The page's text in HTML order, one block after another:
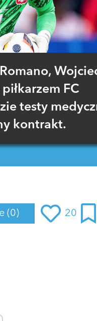
FC
testy
kontrakt.
(0) 20